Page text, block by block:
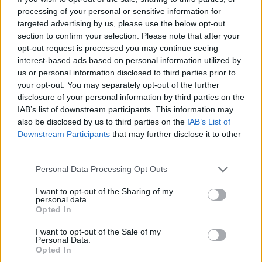
processing of your personal or sensitive information for
targeted advertising by us, please use the below opt-out
section to confirm your selection. Please note that after your
opt-out request is processed you may continue seeing
interest-based ads based on personal information utilized by
us or personal information disclosed to third parties prior to
your opt-out. You may separately opt-out of the further
disclosure of your personal information by third parties on the
IAB’s list of downstream participants. This information may
also be disclosed by us to third parties on the IAB’s List of
Downstream Participants that may further disclose it to other
Personal Data Processing Opt Outs
I want to opt-out of the Sharing of my
personal data.
Opted In
I want to opt-out of the Sale of my
Personal Data.
Opted In
elte
felvételi
szte
debreceni egyetem
pécsi tudományegyetem
bce
sorrend
jelentkezők száma
legnépszerűbb egyetemek
felvételi 2017
Hozzászólások
Hana György: „Méltóságot, tekintélyt kell adni az
oktatásról szóló közbeszédnek”